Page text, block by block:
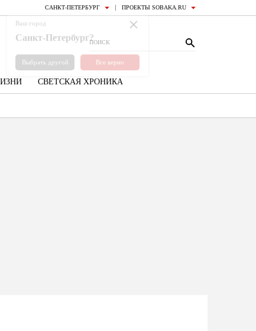
САНКТ-ПЕТЕРБУРГ ПРОЕКТЫ SOBAKA.RU
СВЕТСКАЯ ХРОНИКА
×
Ваш город
Санкт-Петербург?
Выбрать другой Все верно